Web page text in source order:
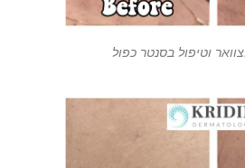
וטיפול בסנטר כפול